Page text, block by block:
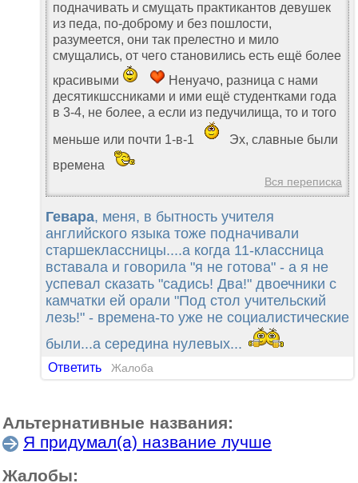
подначивать и смущать практикантов девушек
из педа, по-доброму и без пошлости,
разумеется, они так прелестно и мило
смущались, от чего становились есть ещё более
красивыми
Ненуачо, разница с нами
десятикшссниками и ими ещё студентками года
в 3-4, не более, а если из педучилища, то и того
меньше или почти 1-в-1
Эх, славные были
времена
Вся переписка
Гевара, меня, в бытность учителя
английского языка тоже подначивали
старшеклассницы....а когда 11-классница
вставала и говорила "я не готова" - а я не
успевал сказать "садись! Два!" двоечники с
камчатки ей орали "Под стол учительский
лезь!" - времена-то уже не социалистические
были...а середина нулевых...
Ответить Жалоба
Альтернативные названия:
Я придумал(а) название лучше
Жалобы: